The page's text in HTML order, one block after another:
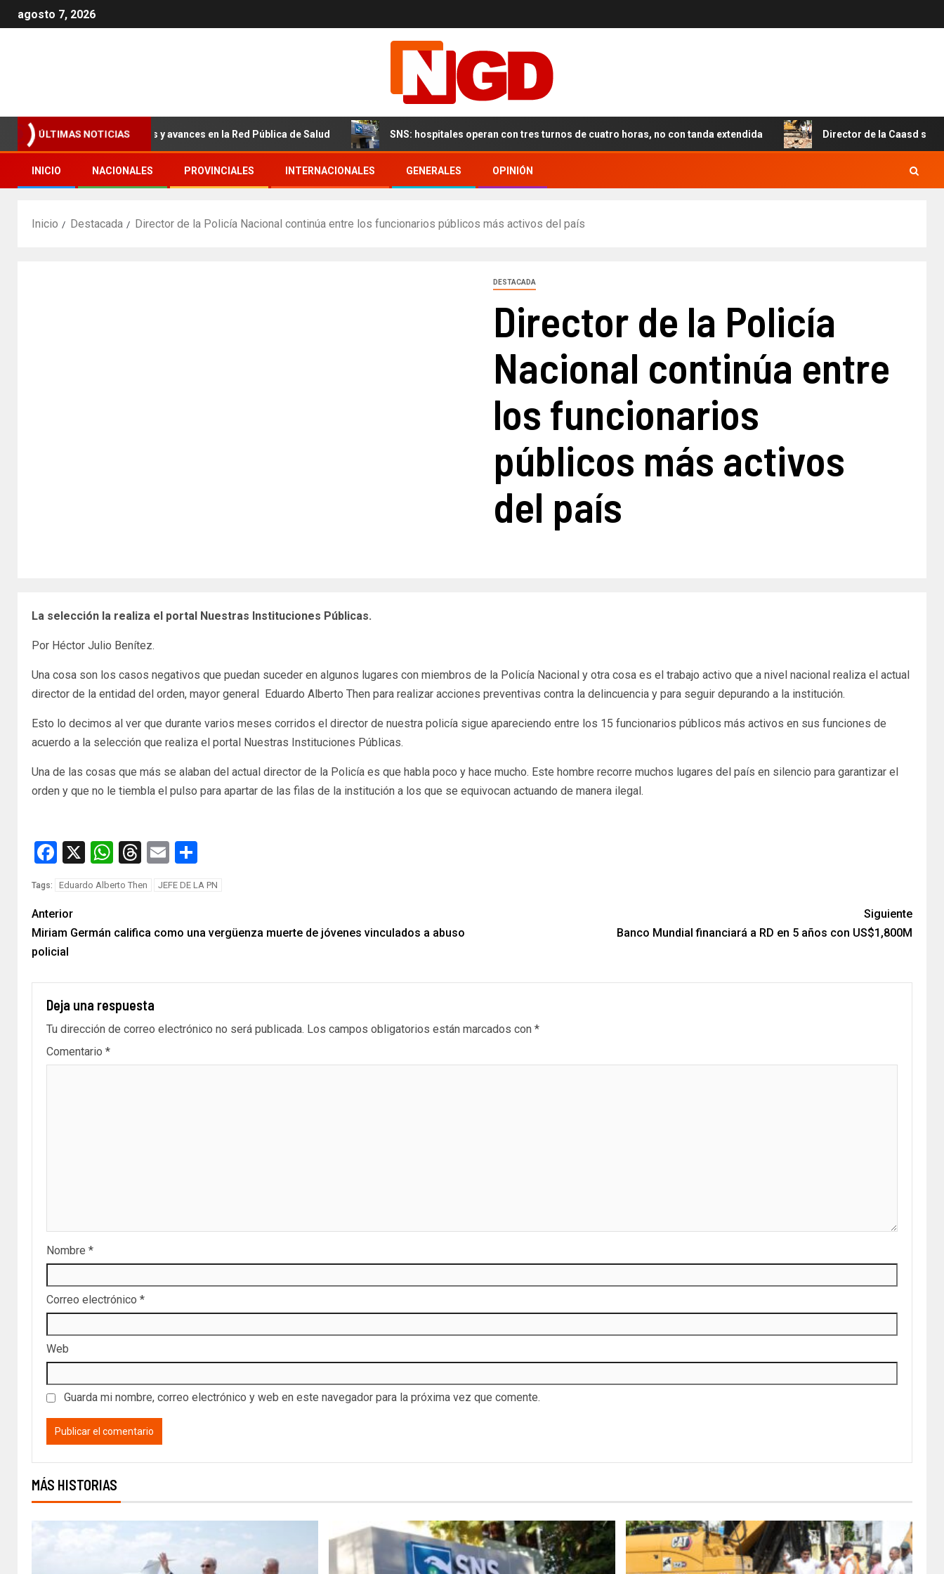
agosto 7, 2026
ÚLTIMAS NOTICIAS
con nuevas estrategias y avances en la Red Pública de Salud SNS: hospitales operan con tres turnos de cuatro horas, no con tanda extendida Director de la Caasd supervisa
INICIO NACIONALES PROVINCIALES INTERNACIONALES GENERALES OPINIÓN
Inicio Destacada Director de la Policía Nacional continúa entre los funcionarios públicos más activos del país
DESTACADA
Director de la Policía
Nacional continúa entre
los funcionarios
públicos más activos
del país
La selección la realiza el portal Nuestras Instituciones Públicas.
Por Héctor Julio Benítez.
Una cosa son los casos negativos que puedan suceder en algunos lugares con miembros de la Policía Nacional y otra cosa es el trabajo activo que a nivel nacional realiza el actual
director de la entidad del orden, mayor general Eduardo Alberto Then para realizar acciones preventivas contra la delincuencia y para seguir depurando a la institución.
Esto lo decimos al ver que durante varios meses corridos el director de nuestra policía sigue apareciendo entre los 15 funcionarios públicos más activos en sus funciones de
acuerdo a la selección que realiza el portal Nuestras Instituciones Públicas.
Una de las cosas que más se alaban del actual director de la Policía es que habla poco y hace mucho. Este hombre recorre muchos lugares del país en silencio para garantizar el
orden y que no le tiembla el pulso para apartar de las filas de la institución a los que se equivocan actuando de manera ilegal.
Facebook
X WhatsApp
Threads
Email
Tags: Eduardo Alberto Then JEFE DE LA PN
Anterior
Miriam Germán califica como una vergüenza muerte de jóvenes vinculados a abuso
policial
Siguiente
Banco Mundial financiará a RD en 5 años con US$1,800M
Deja una respuesta
Tu dirección de correo electrónico no será publicada. Los campos obligatorios están marcados con *
Comentario *
Nombre *
Correo electrónico *
Web
Guarda mi nombre, correo electrónico y web en este navegador para la próxima vez que comente.
MÁS HISTORIAS